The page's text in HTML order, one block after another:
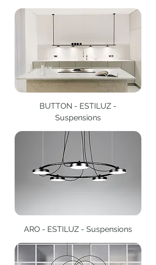
BUTTON - ESTILUZ -
Suspensions
ARO - ESTILUZ - Suspensions